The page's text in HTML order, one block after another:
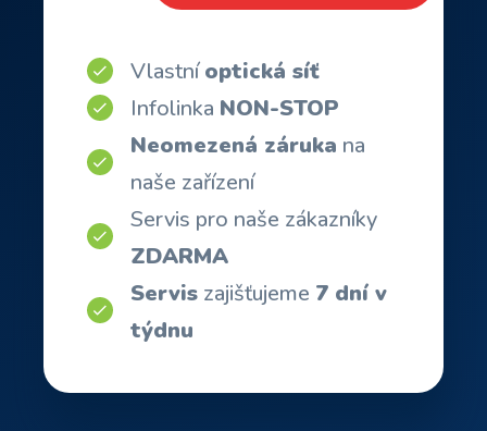
Vlastníoptická síť
Infolinka NON-STOP
Neomezená záruka na
naše zařízení
Servis pro naše zákazníky
ZDARMA
Servis zajišťujeme 7 dní v
týdnu